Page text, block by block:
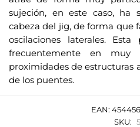
sujeción, en este caso, ha
cabeza del jig, de forma que
oscilaciones laterales.
frecuentemente en
proximidades de estructuras
de los puentes.
EAN:
SKU: